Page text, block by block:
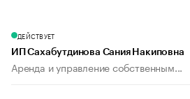
ДЕЙСТВУЕТ
ИП Сахабутдинова Сания Накиповна
Аренда и управление собственным...